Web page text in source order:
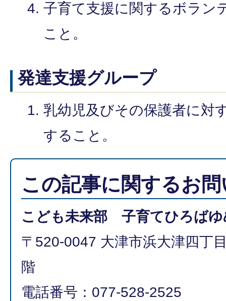
子育て支援に関するボラン
こと。
発達支援グループ
乳幼児及びその保護者に対
すること。
この記事に関するお
こども未来部 子育てひろばゆ
〒520-0047 大津市浜大津四丁
階
電話番号：077-528-2525